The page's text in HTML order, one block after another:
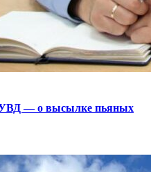
— о высылке пьяных